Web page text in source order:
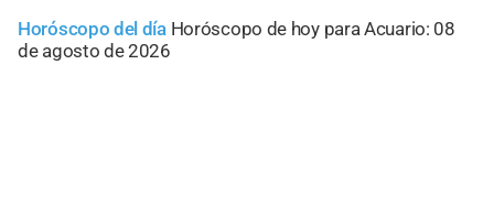
Horóscopo del día Horóscopo de hoy para Acuario: 08
de agosto de 2026